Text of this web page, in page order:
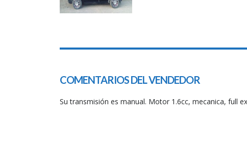
COMENTARIOS DEL VENDEDOR
Su transmisión es manual. Motor 1.6cc, mecanica, full